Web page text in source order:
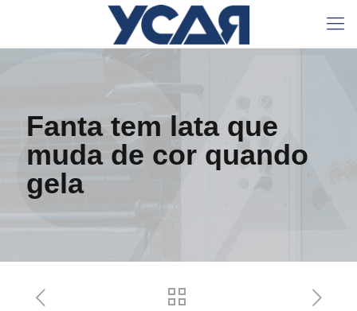
Fanta tem lata que
muda de cor quando
gela